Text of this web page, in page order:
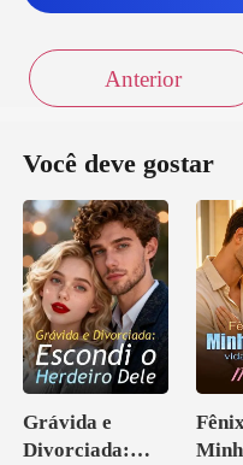
Anterior
Você deve gostar
Grávida e
Divorciada: